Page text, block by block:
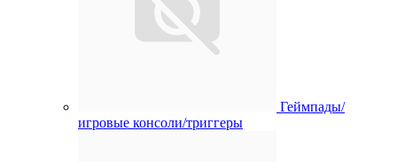
Геймпады/
игровые консоли/триггеры